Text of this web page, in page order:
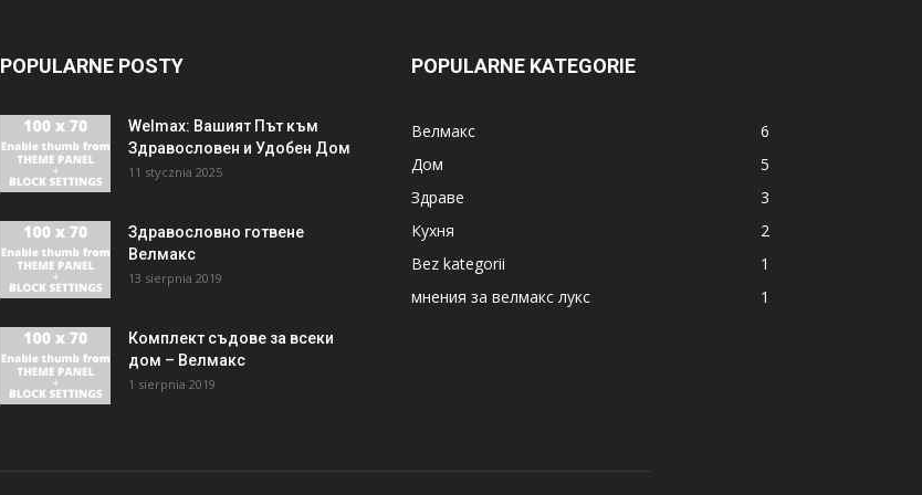
POPULARNE POSTY
Welmax: Вашият Път към
Здравословен и Удобен Дом
11 stycznia 2025
Здравословно готвене
Велмакс
13 sierpnia 2019
Комплект съдове за всеки
дом – Велмакс
1 sierpnia 2019
POPULARNE KATEGORIE
Велмакс
6
Дом
5
Здраве
3
Кухня
2
Bez kategorii
1
мнения за велмакс лукс
1